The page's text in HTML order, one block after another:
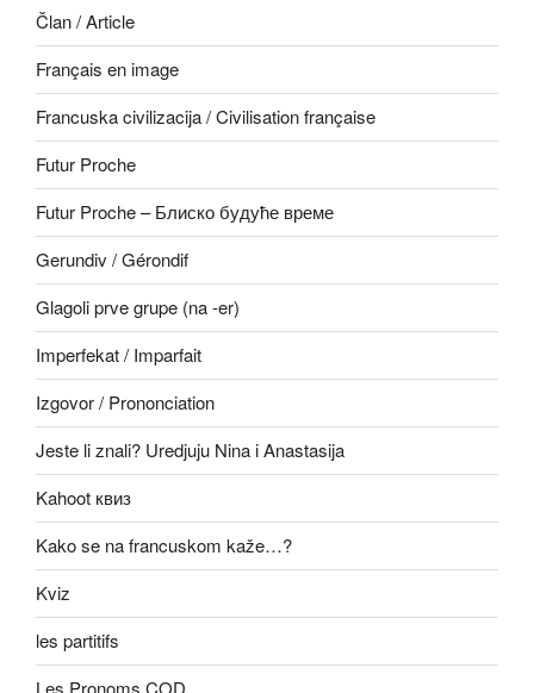
Član / Article
Français en image
Francuska civilizacija / Civilisation française
Futur Proche
Futur Proche – Блиско будуће време
Gerundiv / Gérondif
Glagoli prve grupe (na -er)
Imperfekat / Imparfait
Izgovor / Prononciation
Jeste li znali? Uredjuju Nina i Anastasija
Kahoot квиз
Kako se na francuskom kaže…?
Kviz
les partitifs
Les Pronoms COD